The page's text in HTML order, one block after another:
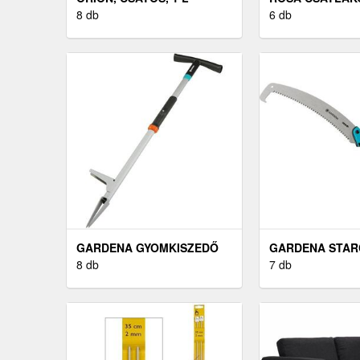
8 db
6 db
GARDENA GYOMKISZEDŐ
8 db
GARDENA
7 db